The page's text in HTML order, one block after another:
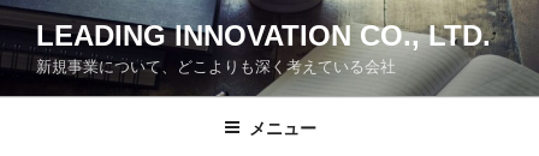
コ
ン
テ
ン
LEADING INNOVATION CO., LTD.
新規事業について、どこよりも深く考えている会社
メニュー